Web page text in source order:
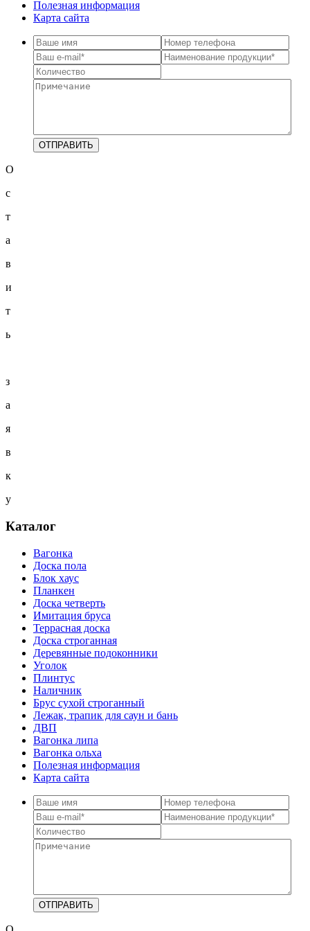
Полезная информация
Карта сайта
О
с
т
а
в
и
т
ь
з
а
я
в
к
у
Каталог
Вагонка
Доска пола
Блок хаус
Планкен
Доска четверть
Имитация бруса
Террасная доска
Доска строганная
Деревянные подоконники
Уголок
Плинтус
Наличник
Брус сухой строганный
Лежак, трапик для саун и бань
ДВП
Вагонка липа
Вагонка ольха
Полезная информация
Карта сайта